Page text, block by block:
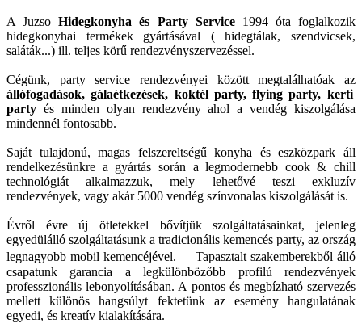
A JuzsoHidegkonyha és Party Service1994 óta foglalkozik
hidegkonyhai termékek gyártásával ( hidegtálak, szendvicsek,
saláták...) ill. teljes körű rendezvényszervezéssel.
Cégünk, party service rendezvényei között megtalálhatóak az
állófogadások, gálaétkezések, koktél party, flying party, kerti
party és minden olyan rendezvény ahol a vendég kiszolgálása
mindennél fontosabb.
Saját tulajdonú, magas felszereltségű konyha és eszközpark áll
rendelkezésünkre a gyártás során a legmodernebb cook & chill
technológiát alkalmazzuk, mely lehetővé teszi exkluzív
rendezvények, vagy akár 5000 vendég színvonalas kiszolgálását is.
Évről évre új ötletekkel bővítjük szolgáltatásainkat, jelenleg
egyedülálló szolgáltatásunk a tradicionális kemencés party, az ország
legnagyobb mobil kemencéjével. Tapasztalt szakemberekből álló
csapatunk garancia a legkülönbözőbb profilú rendezvények
professzionális lebonyolításában. A pontos és megbízható szervezés
mellett különös hangsúlyt fektetünk az esemény hangulatának
egyedi, és kreatív kialakítására.